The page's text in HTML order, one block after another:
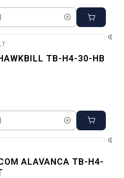
TB-H4-30-HB
ALAVANCA TB-H4-